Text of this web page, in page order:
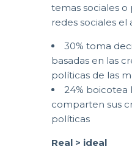
temas sociales o
redes sociales el
30% toma
basadas en las
políticas de las
24% boicotea
comparten sus
políticas
Real > ideal